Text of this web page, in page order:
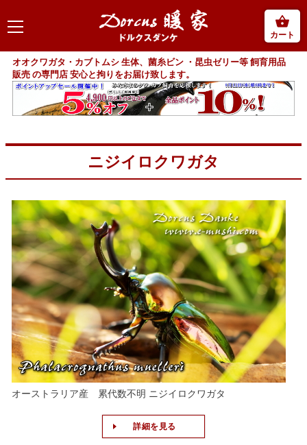
カート
オオクワガタ・カブトムシ 生体、菌糸ビン ・昆虫ゼリー等 飼育用品
販売 の専門店 安心と拘りをお届け致します。
ニジイロクワガタ
オーストラリア産 累代数不明 ニジイロクワガタ
詳細を見る